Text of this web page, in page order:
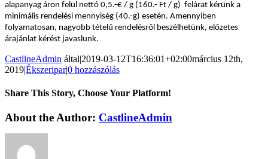
alapanyag áron felül nettó 0,5.-€ / g (160.- Ft / g) felárat kérünk a
minimális rendelési mennyiség (40.-g) esetén. Amennyiben
folyamatosan, nagyobb tételű rendelésről beszélhetünk, előzetes
árajánlat kérést javaslunk.
CastlineAdmin által|2019-03-12T16:36:01+02:00március 12th,
2019|Ékszeripar|0 hozzászólás
Share This Story, Choose Your Platform!
Facebook
Twitter
Reddit
LinkedIn
WhatsApp
Tumblr
Pinterest
Vk
Email:
About the Author: CastlineAdmin